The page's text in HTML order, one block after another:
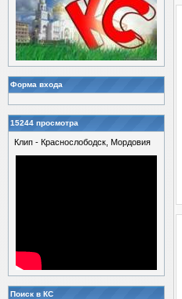
Форма входа
15244 просмотра
Клип - Краснослободск, Мордовия
Поиск в КС